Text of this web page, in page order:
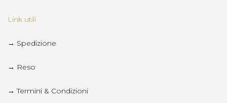
Link utili
→ Spedizione
→ Reso
→ Termini & Condizioni